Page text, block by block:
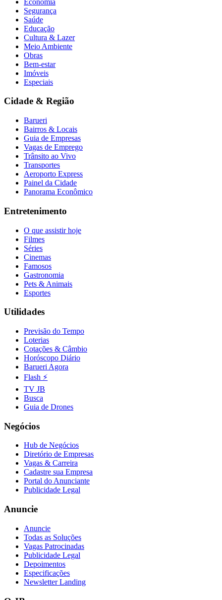
Fluminense
Vasco
Segurança
Saúde
Educação
Cultura & Lazer
Meio Ambiente
Obras
Bem-estar
Imóveis
Especiais
Cidade & Região
Barueri
Bairros & Locais
Guia de Empresas
Vagas de Emprego
Trânsito ao Vivo
Transportes
Aeroporto Express
Painel da Cidade
Panorama Econômico
Entretenimento
O que assistir hoje
Filmes
Séries
Cinemas
Famosos
Gastronomia
Pets & Animais
Esportes
Utilidades
Previsão do Tempo
Loterias
Cotações & Câmbio
Horóscopo Diário
Barueri Agora
Flash ⚡
TV JB
Busca
Guia de Drones
Negócios
Hub de Negócios
Diretório de Empresas
Vagas & Carreira
Cadastre sua Empresa
Portal do Anunciante
Publicidade Legal
Anuncie
Anuncie
Todas as Soluções
Vagas Patrocinadas
Publicidade Legal
Depoimentos
Especificações
Newsletter Landing